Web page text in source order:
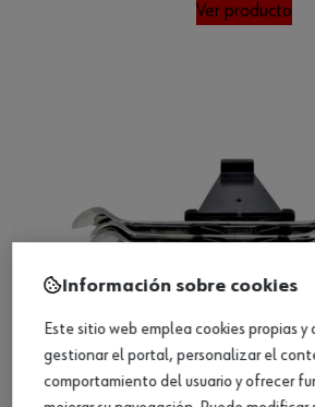
Ver producto
Información sobre cookies
Este sitio web emplea cookies propias y
gestionar el portal, personalizar el
comportamiento del usuario y ofrecer